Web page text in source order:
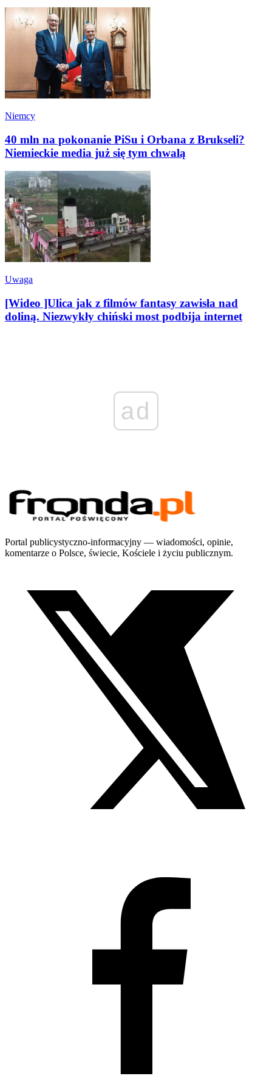
Niemcy
40 mln na pokonanie PiSu i Orbana z Brukseli?
Niemieckie media już się tym chwalą
Uwaga
[Wideo ]Ulica jak z filmów fantasy zawisła nad
doliną. Niezwykły chiński most podbija internet
ad
Portal publicystyczno-informacyjny — wiadomości, opinie,
komentarze o Polsce, świecie, Kościele i życiu publicznym.